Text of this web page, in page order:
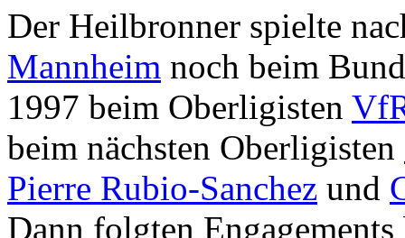
Der Heilbronner spielte
Mannheim noch beim
1997 beim Oberligisten
beim nächsten Oberligisten
Pierre Rubio-Sanchez und
Dann folgten